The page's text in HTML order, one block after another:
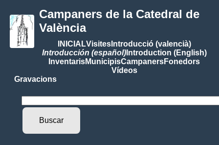
Campaners de la Catedral de
València
INICIALVisitesIntroducció (valencià)
Introducción (español)Introduction (English)
InventarisMunicipisCampanersFonedors
Vídeos
Gravacions